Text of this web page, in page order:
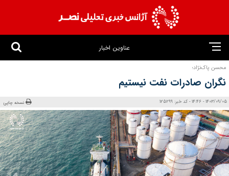
عناوین اخبار
محسن پاک‌نژاد؛
نگران صادرات نفت نیستیم
1403/09/05 - 14:46 - کد خبر: 125299 نسخه چاپی